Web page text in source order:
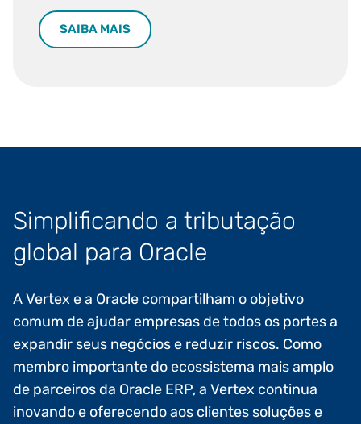
SAIBA MAIS
Simplificando a tributação
global para Oracle
A Vertex e a Oracle compartilham o objetivo
comum de ajudar empresas de todos os portes a
expandir seus negócios e reduzir riscos. Como
membro importante do ecossistema mais amplo
de parceiros da Oracle ERP, a Vertex continua
inovando e oferecendo aos clientes soluções e